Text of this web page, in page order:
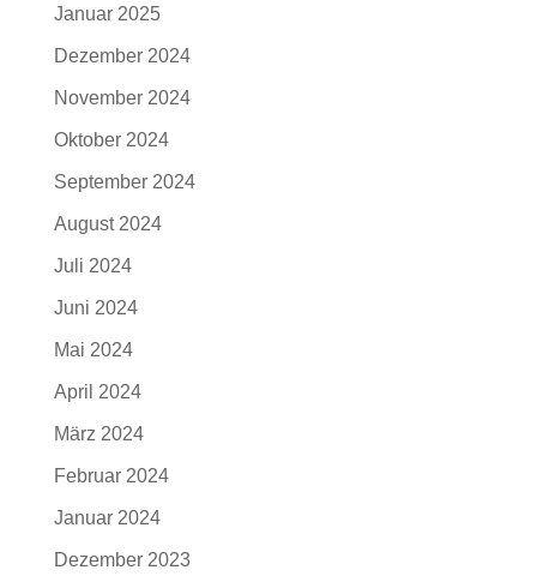
Januar 2025
Dezember 2024
November 2024
Oktober 2024
September 2024
August 2024
Juli 2024
Juni 2024
Mai 2024
April 2024
März 2024
Februar 2024
Januar 2024
Dezember 2023